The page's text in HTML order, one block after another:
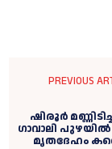
PREVIOUS
ഷിരൂർ
ഗാവാലി
മൃതദേഹം